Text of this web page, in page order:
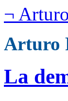
¬
Arturo
La